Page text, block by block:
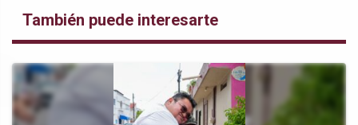
También puede interesarte